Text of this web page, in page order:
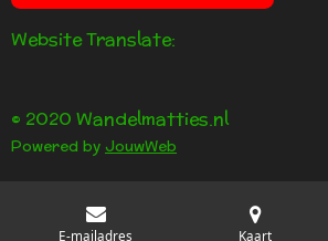
Website Translate:
© 2020 Wandelmatties.nl
Powered by JouwWeb
E-mailadres Kaart